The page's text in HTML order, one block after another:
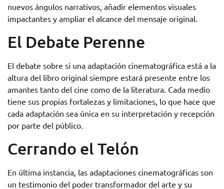
nuevos ángulos narrativos, añadir elementos visuales
impactantes y ampliar el alcance del mensaje original.
El Debate Perenne
El debate sobre si una adaptación cinematográfica está a la
altura del libro original siempre estará presente entre los
amantes tanto del cine como de la literatura. Cada medio
tiene sus propias fortalezas y limitaciones, lo que hace que
cada adaptación sea única en su interpretación y recepción
por parte del público.
Cerrando el Telón
En última instancia, las adaptaciones cinematográficas son
un testimonio del poder transformador del arte y su